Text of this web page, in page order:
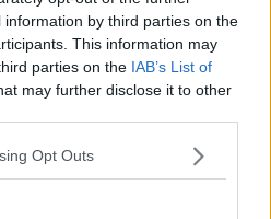
by third parties on the
This information may
parties on the IAB’s List of
may further disclose it to other
Opt Outs
två nya.
så lär han känna 20
och möjligheter att bidra till
det går mycket fortare att
svensson förstår.
vilka nätverk som skapas och
så grova kriminella som ett